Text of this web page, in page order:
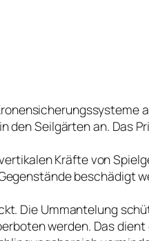
Seilgärten an. Das
Kräfte von
beschädigt
Die Ummantelung
werden. Das